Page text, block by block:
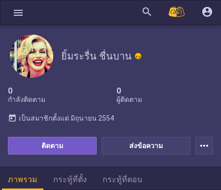
menu search account_circle
ยิ้มระรื่น ชื่นบาน
0
กำลังติดตาม
0
ผู้ติดตาม
ส่งข้อความ
ติดตาม
today เป็นสมาชิกตั้งแต่ มิถุนายน 2554
more_horiz
ภาพรวม กระทู้ที่ตั้ง กระทู้ที่ตอบ